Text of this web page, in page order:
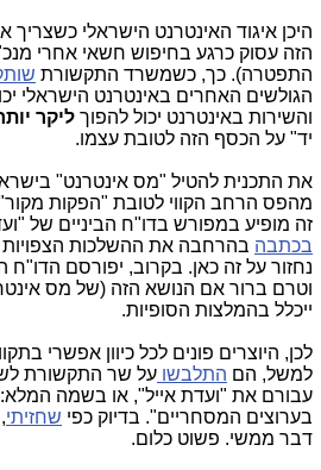
היכן איגוד האינטרנט הישראלי כשצריך
הזה עסוק כרגע בחיפוש חשאי אחרי
התפטרה). כך, כשמשרד התקשורת
הגולשים האחרים באינטרנט הישראלי
והשירות באינטרנט יכול להפוך ליקר
יד" על הכסף הזה לטובת עצמו.
מהפס הרחב הקווי לטובת "הפקות
זה מופיע במפורש בדו"ח הביניים של
בכתבה בהרחבה את ההשלכות
נחזור על זה כאן. בקרוב, יפורסם
וטרם ברור אם הנושא הזה (של מס
ייכלל בהמלצות הסופיות.
לכן, היוצרים פונים לכל כיוון אפשרי
למשל, הם התלבשו על שר התקשורת
עבורם את "ועדת אייל", או בשמה המלא:
בערוצים המסחריים". בדיוק כפי שחזיתי
דבר ממשי. פשוט כלום.